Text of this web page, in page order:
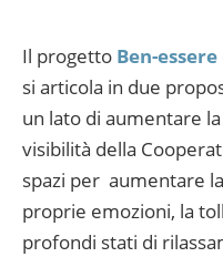
Il progetto Ben-essere
si articola in due
un lato di aumentare
visibilità della
spazi per aumentare
proprie emozioni, la
profondi stati di